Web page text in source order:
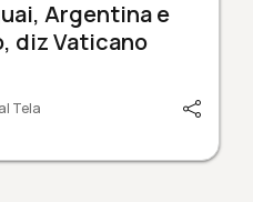
Argentina e
diz Vaticano
Tela